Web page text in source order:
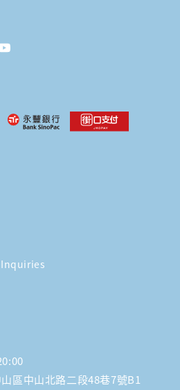
Inquiries
區中山北路二段48巷7號B1